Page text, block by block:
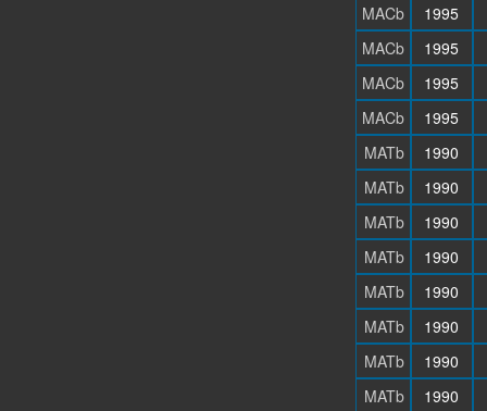
MACb
1995
MACb
1995
MACb
1995
MACb
1995
MATb
1990
MATb
1990
MATb
1990
MATb
1990
MATb
1990
MATb
1990
MATb
1990
MATb
1990